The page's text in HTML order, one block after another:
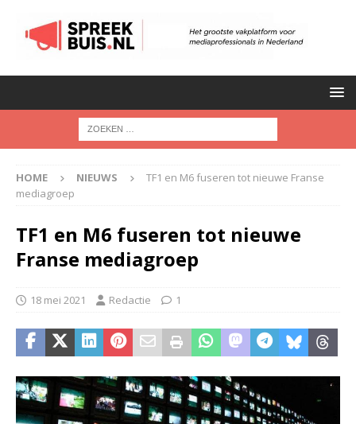
HOME NIEUWS
TF1 en M6 fuseren tot nieuwe Franse
mediagroep
TF1 en M6 fuseren tot nieuwe
Franse mediagroep
18 mei 2021 Redactie 1